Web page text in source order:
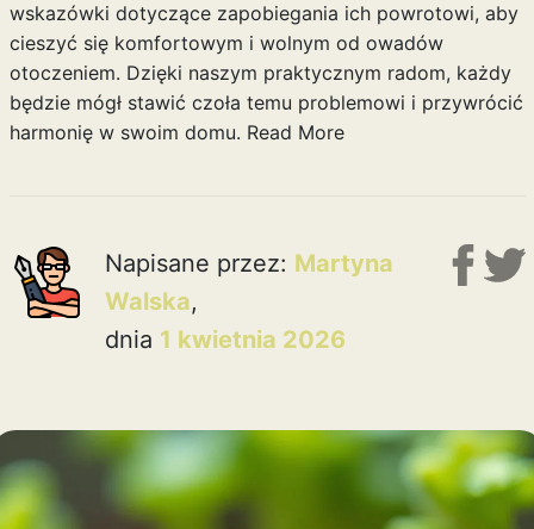
wskazówki dotyczące zapobiegania ich powrotowi, aby
cieszyć się komfortowym i wolnym od owadów
otoczeniem. Dzięki naszym praktycznym radom, każdy
będzie mógł stawić czoła temu problemowi i przywrócić
harmonię w swoim domu. Read More
Napisane przez: Martyna
Walska,
dnia 1 kwietnia 2026